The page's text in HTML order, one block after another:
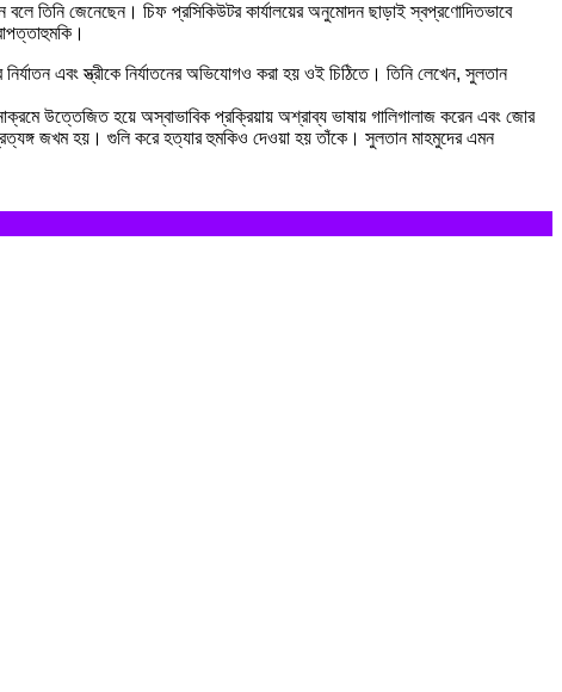
তিনি জেনেছেন। চিফ প্রসিকিউটর কার্যালয়ের অনুমোদন ছাড়াই স্বপ্রণোদিতভাবে
এবং স্ত্রীকে নির্যাতনের অভিযোগও করা হয় ওই চিঠিতে। তিনি লেখেন, সুলতান
উত্তেজিত হয়ে অস্বাভাবিক প্রক্রিয়ায় অশ্রাব্য ভাষায় গালিগালাজ করেন এবং জোর
জখম হয়। গুলি করে হত্যার হুমকিও দেওয়া হয় তাঁকে। সুলতান মাহমুদের এমন